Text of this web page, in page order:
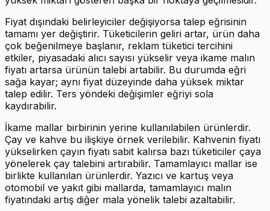
Fiyat dışındaki belirleyiciler değişiyorsa talep eğrisinin
tamamı yer değiştirir. Tüketicilerin geliri artar, ürün daha
çok beğenilmeye başlanır, reklam tüketici tercihini
etkiler, piyasadaki alıcı sayısı yükselir veya ikame malın
fiyatı artarsa ürünün talebi artabilir. Bu durumda eğri
sağa kayar; aynı fiyat düzeyinde daha yüksek miktar
talep edilir. Ters yöndeki değişimler eğriyi sola
kaydırabilir.
İkame mallar birbirinin yerine kullanılabilen ürünlerdir.
Çay ve kahve bu ilişkiye örnek verilebilir. Kahvenin fiyatı
yükselirken çayın fiyatı sabit kalırsa bazı tüketiciler çaya
yönelerek çay talebini artırabilir. Tamamlayıcı mallar ise
birlikte kullanılan ürünlerdir. Yazıcı ve kartuş veya
otomobil ve yakıt gibi mallarda, tamamlayıcı malın
fiyatındaki artış diğer mala yönelik talebi azaltabilir.